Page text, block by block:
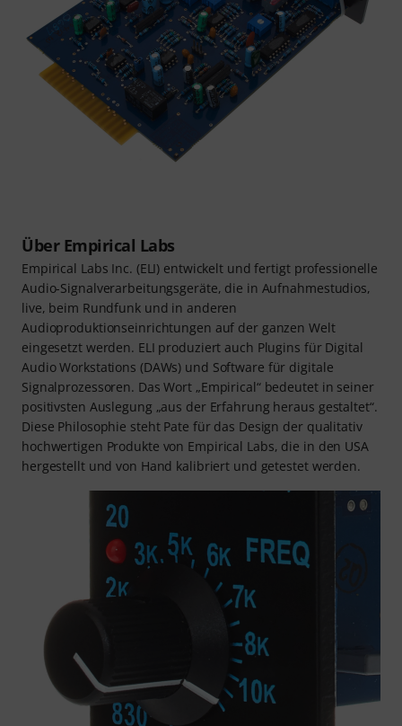
Über Empirical Labs
Empirical Labs Inc. (ELI) entwickelt und fertigt professionelle
Audio-Signalverarbeitungsgeräte, die in Aufnahmestudios,
live, beim Rundfunk und in anderen
Audioproduktionseinrichtungen auf der ganzen Welt
eingesetzt werden. ELI produziert auch Plugins für Digital
Audio Workstations (DAWs) und Software für digitale
Signalprozessoren. Das Wort „Empirical“ bedeutet in seiner
positivsten Auslegung „aus der Erfahrung heraus gestaltet“.
Diese Philosophie steht Pate für das Design der qualitativ
hochwertigen Produkte von Empirical Labs, die in den USA
hergestellt und von Hand kalibriert und getestet werden.